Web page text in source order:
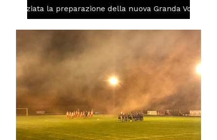
iniziata la preparazione della nuova Granda Volley